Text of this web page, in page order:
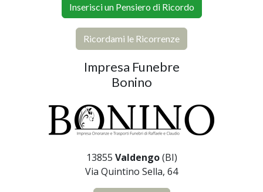
Inserisci un Pensiero di Ricordo
Ricordami le Ricorrenze
Impresa Funebre
Bonino
13855 Valdengo(BI)
Via Quintino Sella, 64